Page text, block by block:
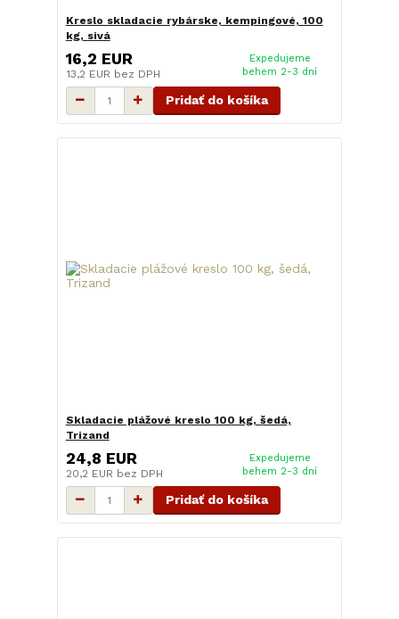
Kreslo skladacie rybárske, kempingové, 100
kg, sivá
16,2 EUR
13,2 EUR bez DPH
Expedujeme
behem 2-3 dní
Pridať do košíka
Skladacie plážové kreslo 100 kg, šedá,
Trizand
24,8 EUR
20,2 EUR bez DPH
Expedujeme
behem 2-3 dní
Pridať do košíka